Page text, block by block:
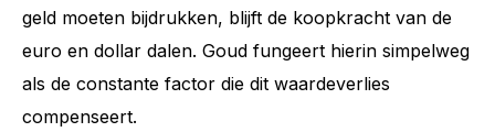
geld moeten bijdrukken, blijft de koopkracht van de
euro en dollar dalen. Goud fungeert hierin simpelweg
als de constante factor die dit waardeverlies
compenseert.